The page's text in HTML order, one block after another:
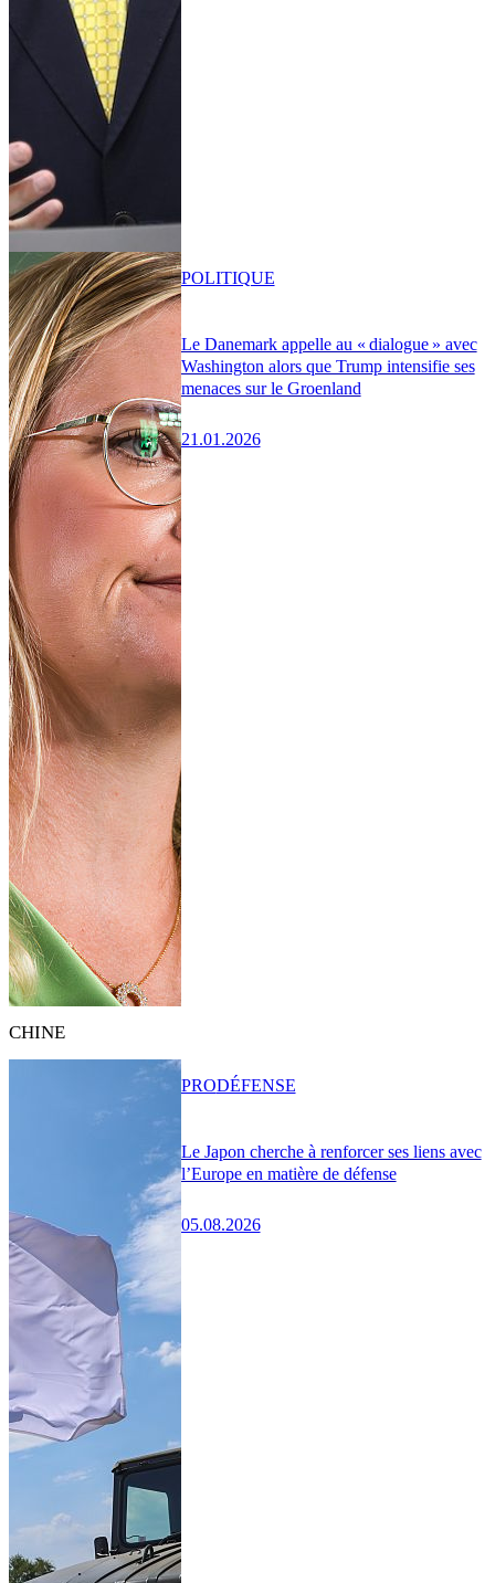
Le Danemark appelle au « dialogue » avec
Washington alors que Trump intensifie ses
menaces sur le Groenland
21.01.2026
POLITIQUE
CHINE
Le Japon cherche à renforcer ses liens avec
l’Europe en matière de défense
05.08.2026
PRODÉFENSE